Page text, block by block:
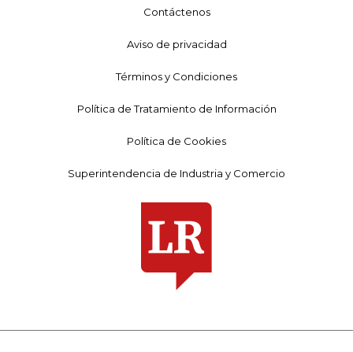
Contáctenos
Aviso de privacidad
Términos y Condiciones
Política de Tratamiento de Información
Política de Cookies
Superintendencia de Industria y Comercio